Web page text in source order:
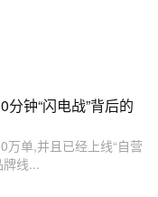
钟“闪电战”背后的
单,并且已经上线“自营
线...